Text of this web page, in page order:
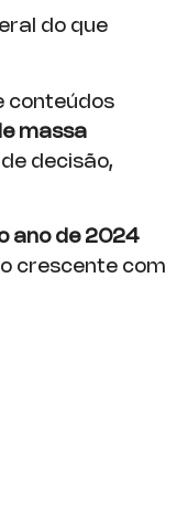
do que
conteúdos
massa
decisão,
ano de 2024
crescente com